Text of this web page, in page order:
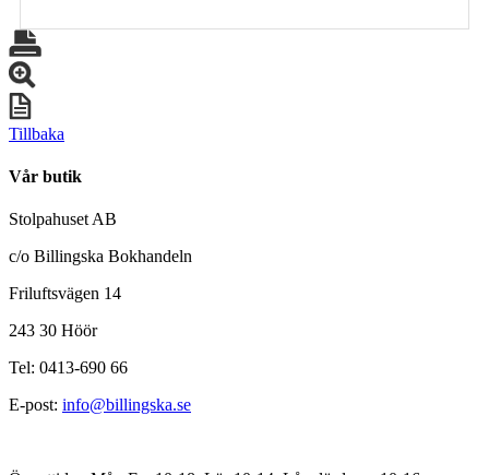
Tillbaka
Vår butik
Stolpahuset AB
c/o Billingska Bokhandeln
Friluftsvägen 14
243 30 Höör
Tel: 0413-690 66
E-post: info@billingska.se